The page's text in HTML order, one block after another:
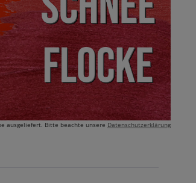
ausgeliefert. Bitte beachte unsere Datenschutzerklärung